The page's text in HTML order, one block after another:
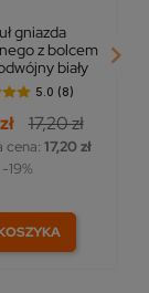
gniazda
z bolcem
biały
5.0 (8)
17,20 zł
cena: 17,20 zł
-19%